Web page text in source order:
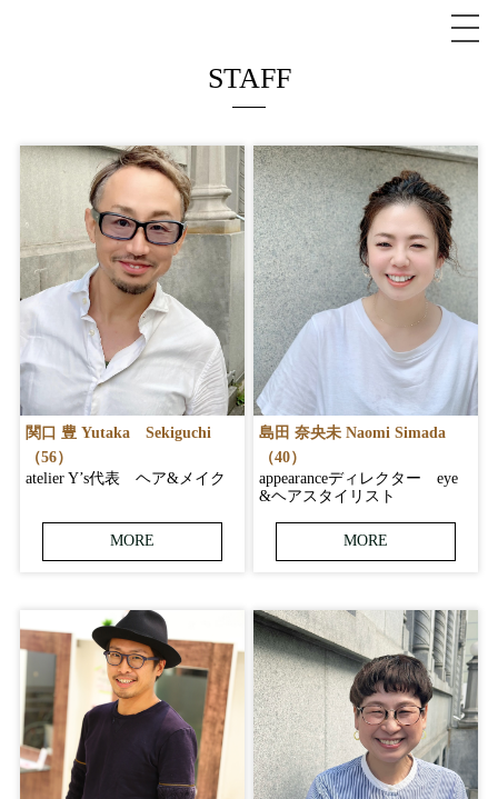
STAFF
関口 豊 Yutaka Sekiguchi
（56）
atelier Y’s代表 ヘア&メイク
MORE
島田 奈央未 Naomi Simada
（40）
appearanceディレクター eye
&ヘアスタイリスト
MORE